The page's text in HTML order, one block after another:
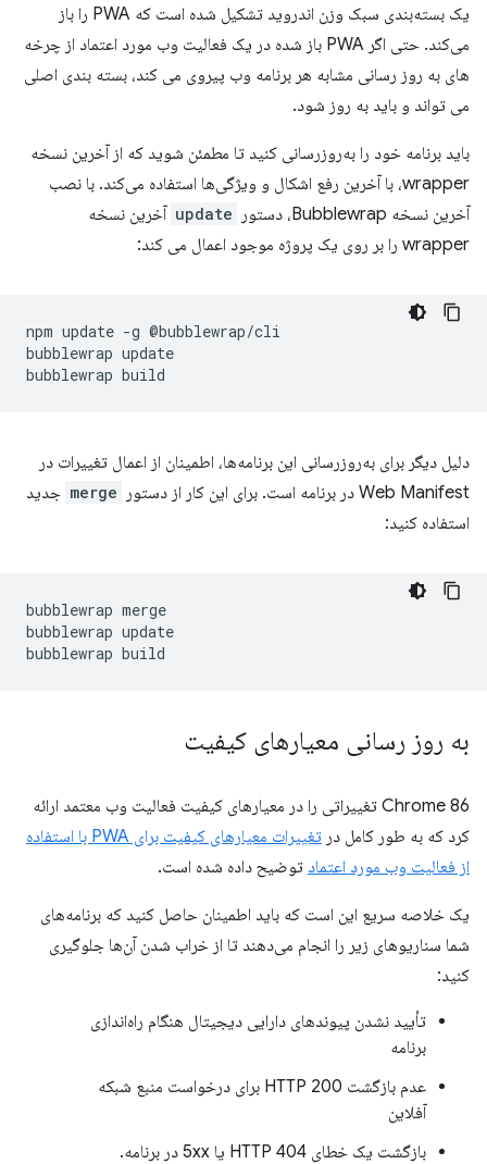
یک بسته‌بندی سبک وزن اندروید تشکیل شده است که PWA را باز
می‌کند. حتی اگر PWA باز شده در یک فعالیت وب مورد اعتماد از چرخه
های به روز رسانی مشابه هر برنامه وب پیروی می کند، بسته بندی اصلی
می تواند و باید به روز شود.
باید برنامه خود را به‌روزرسانی کنید تا مطمئن شوید که از آخرین نسخه
wrapper، با آخرین رفع اشکال و ویژگی‌ها استفاده می‌کند. با نصب
آخرین نسخه Bubblewrap، دستور
update آخرین نسخه
wrapper را بر روی یک پروژه موجود اعمال می کند:
npm update -g @bubblewrap/cli
bubblewrap update
bubblewrap
دلیل دیگر برای به‌روزرسانی این برنامه‌ها، اطمینان از اعمال تغییرات در
Web Manifest در برنامه است. برای این کار از دستور
merge جدید
استفاده کنید:
bubblewrap merge
bubblewrap update
bubblewrap
به روز رسانی معیارهای کیفیت
Chrome 86 تغییراتی را در معیارهای کیفیت فعالیت وب معتمد ارائه
کرد که به طور کامل در
تغییرات معیارهای کیفیت برای PWA با استفاده
از فعالیت وب مورد اعتماد توضیح داده شده است.
یک خلاصه سریع این است که باید اطمینان حاصل کنید که برنامه‌های
شما سناریوهای زیر را انجام می‌دهند تا از خراب شدن آن‌ها جلوگیری
کنید:
تأیید نشدن پیوندهای دارایی دیجیتال هنگام راه‌اندازی
برنامه
عدم بازگشت HTTP 200 برای درخواست منبع شبکه
آفلاین
بازگشت یک خطای HTTP 404 یا 5xx در برنامه.